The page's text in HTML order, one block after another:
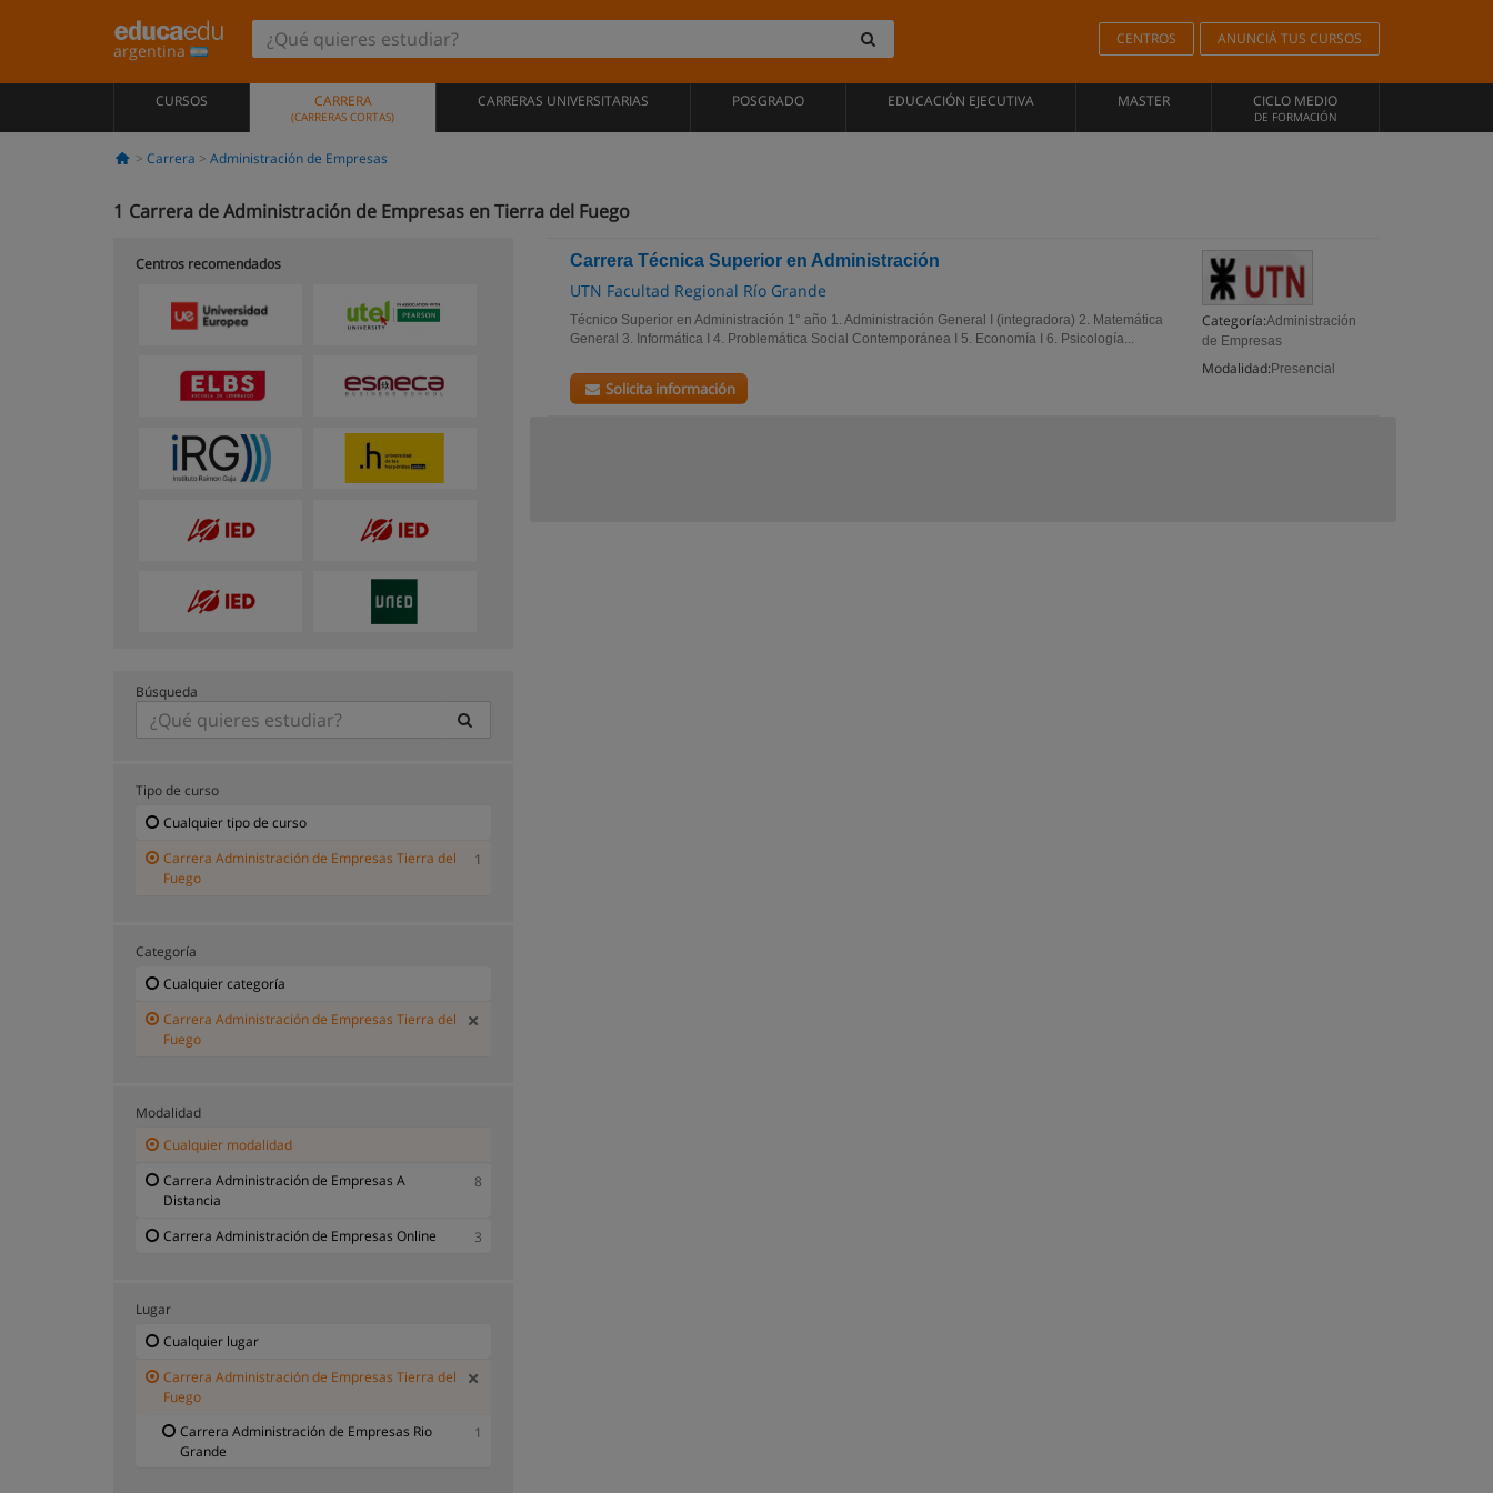
argentina
CENTROS ANUNCIÁ TUS CURSOS
CURSOS CARRERA
(CARRERAS CORTAS)
CARRERAS UNIVERSITARIAS POSGRADO EDUCACIÓN EJECUTIVA MASTER CICLO MEDIO
DE FORMACIÓN
Carrera Administración de Empresas
1 Carrera de Administración de Empresas en Tierra del Fuego
Carrera Técnica Superior en Administración
UTN Facultad Regional Río Grande
Categoría:Administración
de Empresas
Modalidad: Presencial
Técnico Superior en Administración 1° año 1. Administración General I (integradora) 2. Matemática
General 3. Informática I 4. Problemática Social Contemporánea I 5. Economía I 6. Psicología...
Solicita información
Centros recomendados
Búsqueda
Tipo de curso
Cualquier tipo de curso
Carrera Administración de Empresas Tierra del
Fuego
1
Categoría
Cualquier categoría
Carrera Administración de Empresas Tierra del
Fuego
Modalidad
Cualquier modalidad
Carrera Administración de Empresas A
Distancia
8
Carrera Administración de Empresas Online 3
Lugar
Cualquier lugar
Carrera Administración de Empresas Tierra del
Fuego
Carrera Administración de Empresas Rio
Grande
1